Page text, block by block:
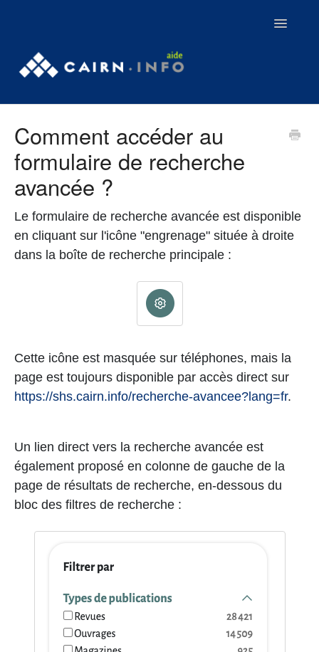
Toggle
Contact
Tutoriels
Webinaires
Comment accéder au
formulaire de recherche
avancée ?
Le formulaire de recherche avancée est disponible
en cliquant sur l'icône "engrenage" située à droite
dans la boîte de recherche principale :
Cette icône est masquée sur téléphones, mais la
page est toujours disponible par accès direct sur
https://shs.cairn.info/recherche-avancee?lang=fr.
Un lien direct vers la recherche avancée est
également proposé en colonne de gauche de la
page de résultats de recherche, en-dessous du
bloc des filtres de recherche :